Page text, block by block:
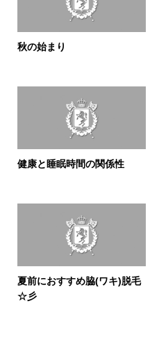
秋の始まり
健康と睡眠時間の関係性
夏前におすすめ脇(ワキ)脱毛
☆彡